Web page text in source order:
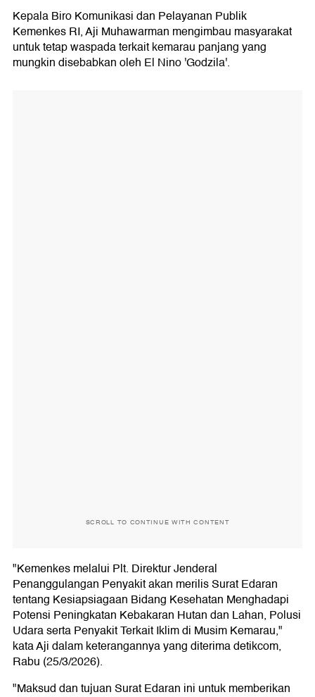
Kepala Biro Komunikasi dan Pelayanan Publik
Kemenkes RI, Aji Muhawarman mengimbau masyarakat
untuk tetap waspada terkait kemarau panjang yang
mungkin disebabkan oleh El Nino 'Godzila'.
SCROLL TO CONTINUE WITH CONTENT
"Kemenkes melalui Plt. Direktur Jenderal
Penanggulangan Penyakit akan merilis Surat Edaran
tentang Kesiapsiagaan Bidang Kesehatan Menghadapi
Potensi Peningkatan Kebakaran Hutan dan Lahan, Polusi
Udara serta Penyakit Terkait Iklim di Musim Kemarau,"
kata Aji dalam keterangannya yang diterima detikcom,
Rabu (25/3/2026).
"Maksud dan tujuan Surat Edaran ini untuk memberikan